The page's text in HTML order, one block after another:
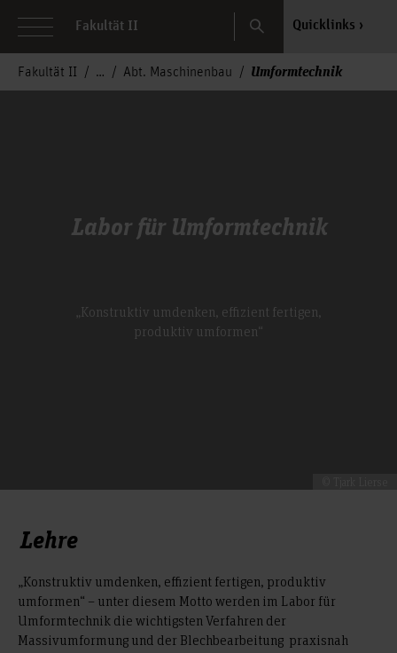
Fakultät II Search Quicklinks
Fakultät II Abt. Maschinenbau Umformtechnik
Labor für Umformtechnik
„Konstruktiv umdenken, effizient fertigen,
produktiv umformen“
Lehre
„Konstruktiv umdenken, effizient fertigen, produktiv
umformen“ – unter diesem Motto werden im Labor für
Umformtechnik die wichtigsten Verfahren der
Massivumformung und der Blechbearbeitung praxisnah